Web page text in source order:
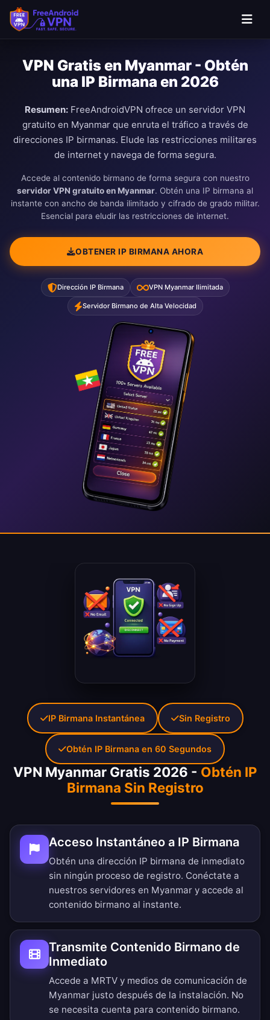
Saltar al contenido principal
VPN Gratis en Myanmar - Obtén
una IP Birmana en 2026
Resumen: FreeAndroidVPN ofrece un servidor VPN
gratuito en Myanmar que enruta el tráfico a través de
direcciones IP birmanas. Elude las restricciones militares
de internet y navega de forma segura.
Accede al contenido birmano de forma segura con nuestro
servidor VPN gratuito en Myanmar. Obtén una IP birmana al
instante con ancho de banda ilimitado y cifrado de grado militar.
Esencial para eludir las restricciones de internet.
OBTENER IP BIRMANA AHORA
Dirección IP Birmana VPN Myanmar Ilimitada
Servidor Birmano de Alta Velocidad
VPN Myanmar Gratis 2026 - Obtén IP
Birmana Sin Registro
Acceso Instantáneo a IP Birmana
Obtén una dirección IP birmana de inmediato
sin ningún proceso de registro. Conéctate a
nuestros servidores en Myanmar y accede al
contenido birmano al instante.
Transmite Contenido Birmano de
Inmediato
Accede a MRTV y medios de comunicación de
Myanmar justo después de la instalación. No
se necesita cuenta para contenido birmano.
IP Birmana Instantánea Sin Registro
Obtén IP Birmana en 60 Segundos